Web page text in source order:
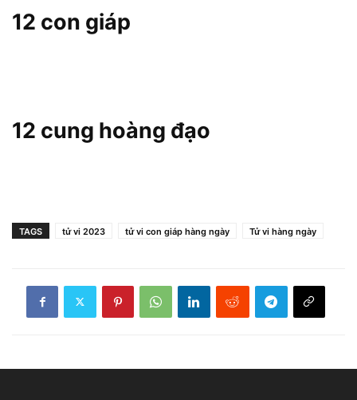
12 con giáp
12 cung hoàng đạo
TAGS tử vi 2023 tử vi con giáp hàng ngày Tử vi hàng ngày